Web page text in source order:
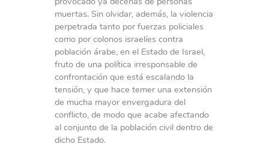
muertas. Sin olvidar, además, la violencia
perpetrada tanto por fuerzas policiales
como por colonos israelíes contra
población árabe, en el Estado de Israel,
fruto de una política irresponsable de
confrontación que está escalando la
tensión, y que hace temer una extensión
de mucha mayor envergadura del
conflicto, de modo que acabe afectando
al conjunto de la población civil dentro de
dicho Estado.